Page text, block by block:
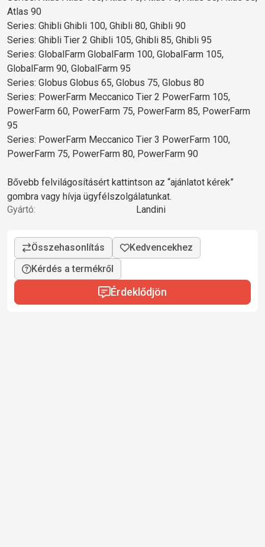
Atlas 90
Series: Ghibli Ghibli 100, Ghibli 80, Ghibli 90
Series: Ghibli Tier 2 Ghibli 105, Ghibli 85, Ghibli 95
Series: GlobalFarm GlobalFarm 100, GlobalFarm 105,
GlobalFarm 90, GlobalFarm 95
Series: Globus Globus 65, Globus 75, Globus 80
Series: PowerFarm Meccanico Tier 2 PowerFarm 105,
PowerFarm 60, PowerFarm 75, PowerFarm 85, PowerFarm
95
Series: PowerFarm Meccanico Tier 3 PowerFarm 100,
PowerFarm 75, PowerFarm 80, PowerFarm 90
Bővebb felvilágosításért kattintson az “ajánlatot kérek”
gombra vagy hívja ügyfélszolgálatunkat.
Gyártó:
Landini
Kérdés a termékről
Érdeklődjön